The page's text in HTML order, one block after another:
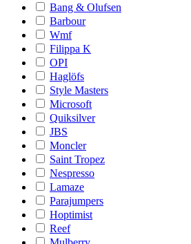
Bang & Olufsen
Barbour
Wmf
Filippa K
OPI
Haglöfs
Style Masters
Microsoft
Quiksilver
JBS
Moncler
Saint Tropez
Nespresso
Lamaze
Parajumpers
Hoptimist
Reef